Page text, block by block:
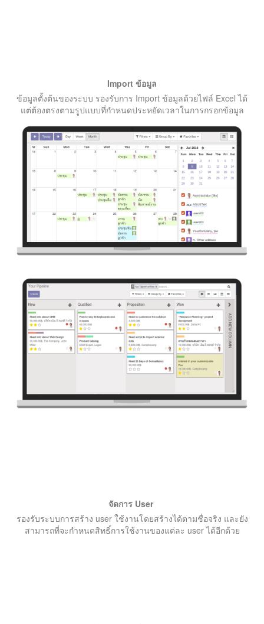
Import ข้อมูล
ข้อมูลตั้งต้นของระบบ รองรับการ Import ข้อมูลด้วยไฟล์ Excel ได้
แต่ต้องตรงตามรูปแบบที่กำหนดประหยัดเวลาในการกรอกข้อมูล
จัดการ User
รองรับระบบการสร้าง user ใช้งานโดยสร้างได้ตามชื่อจริง และยัง
สามารถที่จะกำหนดสิทธิ์การใช้งานของแต่ละ user ได้อีกด้วย